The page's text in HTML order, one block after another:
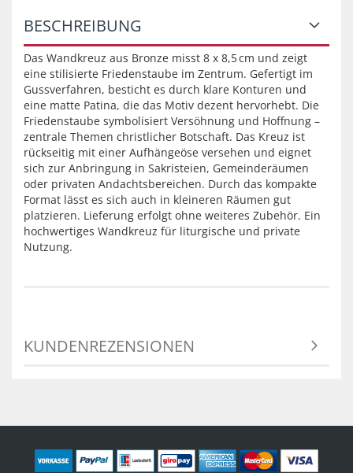
BESCHREIBUNG
Das Wandkreuz aus Bronze misst 8 x 8,5 cm und zeigt
eine stilisierte Friedenstaube im Zentrum. Gefertigt im
Gussverfahren, besticht es durch klare Konturen und
eine matte Patina, die das Motiv dezent hervorhebt. Die
Friedenstaube symbolisiert Versöhnung und Hoffnung –
zentrale Themen christlicher Botschaft. Das Kreuz ist
rückseitig mit einer Aufhängeöse versehen und eignet
sich zur Anbringung in Sakristeien, Gemeinderäumen
oder privaten Andachtsbereichen. Durch das kompakte
Format lässt es sich auch in kleineren Räumen gut
platzieren. Lieferung erfolgt ohne weiteres Zubehör. Ein
hochwertiges Wandkreuz für liturgische und private
Nutzung.
KUNDENREZENSIONEN